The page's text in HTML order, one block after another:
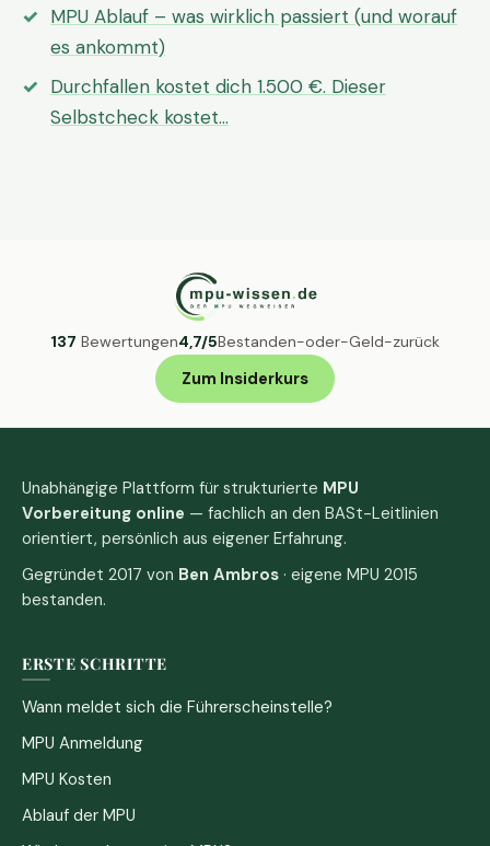
MPU Ablauf – was wirklich passiert (und worauf
es ankommt)
Durchfallen kostet dich 1.500 €. Dieser
Selbstcheck kostet…
137 Bewertungen4,7/5Bestanden-oder-Geld-zurück
Zum Insiderkurs
Unabhängige Plattform für strukturierte MPU
Vorbereitung online — fachlich an den BASt-Leitlinien
orientiert, persönlich aus eigener Erfahrung.
Gegründet 2017 von Ben Ambros · eigene MPU 2015
bestanden.
ERSTE SCHRITTE
Wann meldet sich die Führerscheinstelle?
MPU Anmeldung
MPU Kosten
Ablauf der MPU